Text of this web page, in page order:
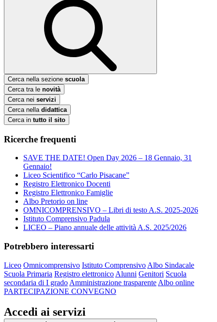
Cerca nella sezione scuola
Cerca tra le novità
Cerca nei servizi
Cerca nella didattica
Cerca in tutto il sito
Ricerche frequenti
SAVE THE DATE! Open Day 2026 – 18 Gennaio, 31
Gennaio!
Liceo Scientifico “Carlo Pisacane”
Registro Elettronico Docenti
Registro Elettronico Famiglie
Albo Pretorio on line
OMNICOMPRENSIVO – Libri di testo A.S. 2025-2026
Istituto Comprensivo Padula
LICEO – Piano annuale delle attività A.S. 2025/2026
Potrebbero interessarti
Liceo Omnicomprensivo Istituto Comprensivo Albo Sindacale
Scuola Primaria Registro elettronico Alunni Genitori Scuola
secondaria di I grado Amministrazione trasparente Albo online
PARTECIPAZIONE CONVEGNO
Accedi ai servizi